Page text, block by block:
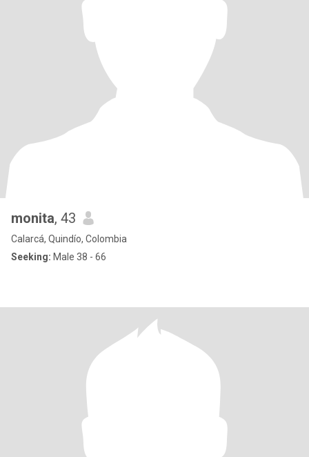
monita, 43
Calarcá, Quindío, Colombia
Seeking: Male 38 - 66